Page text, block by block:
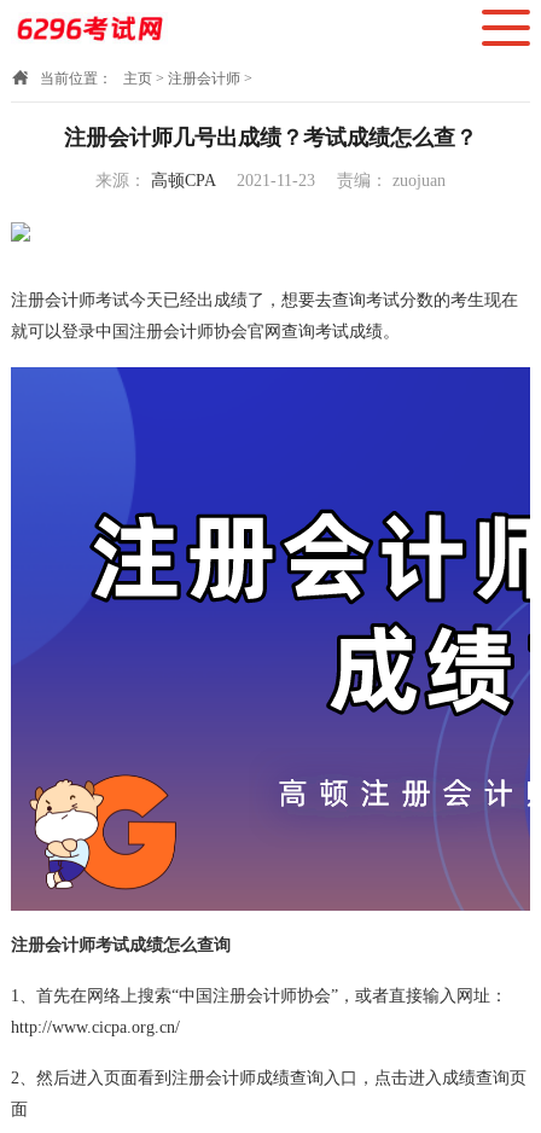
当前位置： 主页> 注册会计师>
注册会计师几号出成绩？考试成绩怎么查？
来源： 高顿CPA
2021-11-23
责编： zuojuan
注册会计师考试今天已经出成绩了，想要去查询考试分数的考生现在
就可以登录中国注册会计师协会官网查询考试成绩。
注册会计师考试成绩怎么查询
1、首先在网络上搜索“中国注册会计师协会”，或者直接输入网址：
http://www.cicpa.org.cn/
2、然后进入页面看到注册会计师成绩查询入口，点击进入成绩查询页
面